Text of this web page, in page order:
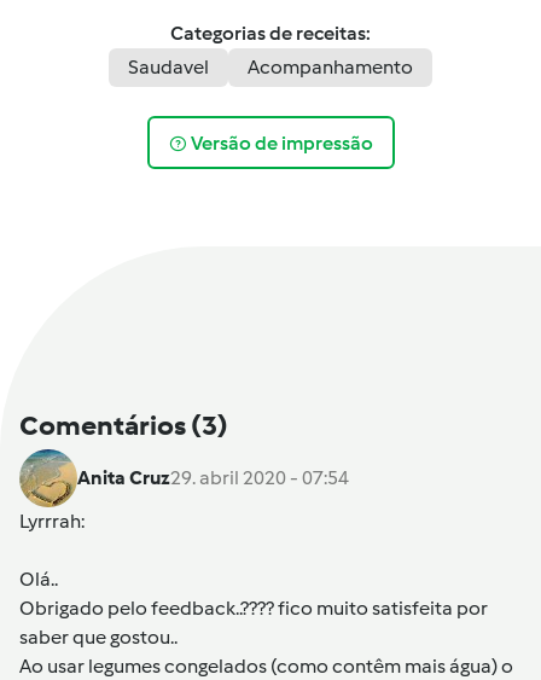
Categorias de receitas:
Saudavel
Acompanhamento
Versão de impressão
Comentários(3)
Anita Cruz29. abril 2020 - 07:54
Lyrrrah:
Olá..
Obrigado pelo feedback..???? fico muito satisfeita por
saber que gostou..
Ao usar legumes congelados (como contêm mais água) o